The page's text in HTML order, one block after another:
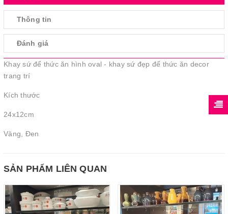
Thông tin
Đánh giá
Khay sứ để thức ăn hình oval - khay sứ đẹp để thức ăn decor
trang trí
Kích thước
24x12cm
Vàng, Đen
SẢN PHẨM LIÊN QUAN